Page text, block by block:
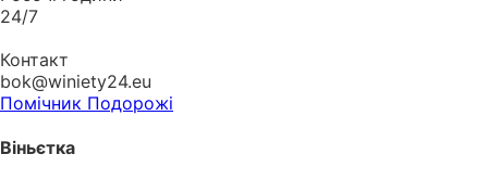
24/7
Контакт
bok@winiety24.eu
Помічник Подорожі
Віньєтка